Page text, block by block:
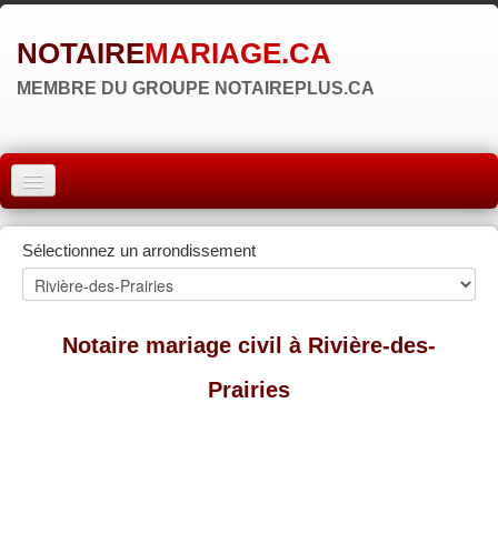
NOTAIREMARIAGE.CA
MEMBRE DU GROUPE NOTAIREPLUS.CA
ACCUEIL
MONTRÉAL
QUÉBEC
LAVAL
Sélectionnez un arrondissement
Notaire mariage civil à Rivière-des-
Prairies